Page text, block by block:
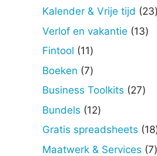
Kalender & Vrije tijd 23
Verlof en vakantie 1313
Fintool 1111
producten
Boeken 77
producten
Business Toolkits 2727
Bundels 1212
producten
Gratis spreadsheets 18
Maatwerk & Services 77